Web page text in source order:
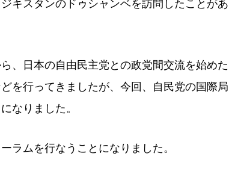
キスタンのドゥシャンベを訪問したことがあ
、日本の自由民主党との政党間交流を始めた
を行ってきましたが、今回、自民党の国際局
なりました。
ラムを行なうことになりました。